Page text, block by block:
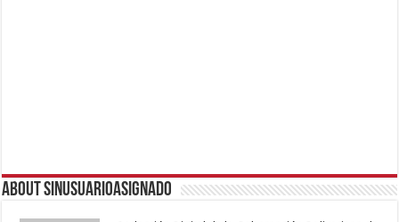
About sinusuarioasignado